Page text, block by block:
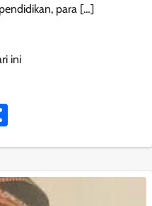
para […]
ini